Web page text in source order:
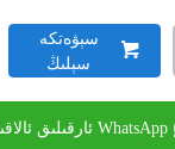
سېۋەتكە
سېلىڭ
WhatsApp ئارقىلىق ئالاقىلىشىڭ